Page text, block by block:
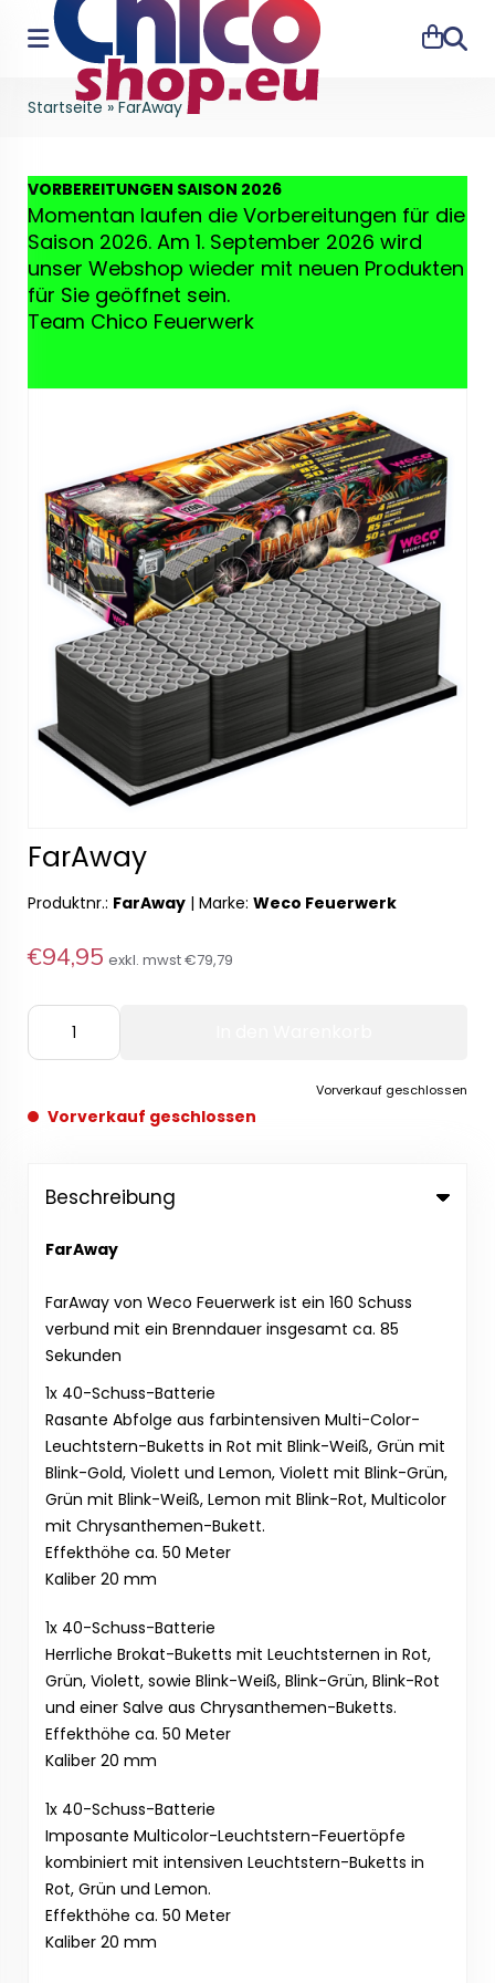
Suche
Startseite »FarAway
VORBEREITUNGEN SAISON 2026
Momentan laufen die Vorbereitungen für die
Saison 2026. Am 1. September 2026 wird
unser Webshop wieder mit neuen Produkten
für Sie geöffnet sein.
Team Chico Feuerwerk
FarAway
Produktnr.: FarAway | Marke: Weco Feuerwerk
€94,95 exkl. mwst€79,79
Vorverkauf geschlossen
Vorverkauf geschlossen
Beschreibung
FarAway
FarAway von Weco Feuerwerk ist ein 160 Schuss
verbund mit ein Brenndauer insgesamt ca. 85
Sekunden
1x 40-Schuss-Batterie
Rasante Abfolge aus farbintensiven Multi-Color-
Leuchtstern-Buketts in Rot mit Blink-Weiß, Grün mit
Blink-Gold, Violett und Lemon, Violett mit Blink-Grün,
Grün mit Blink-Weiß, Lemon mit Blink-Rot, Multicolor
mit Chrysanthemen-Bukett.
Effekthöhe ca. 50 Meter
Kaliber 20 mm
1x 40-Schuss-Batterie
Herrliche Brokat-Buketts mit Leuchtsternen in Rot,
Grün, Violett, sowie Blink-Weiß, Blink-Grün, Blink-Rot
und einer Salve aus Chrysanthemen-Buketts.
Effekthöhe ca. 50 Meter
Kaliber 20 mm
1x 40-Schuss-Batterie
Imposante Multicolor-Leuchtstern-Feuertöpfe
kombiniert mit intensiven Leuchtstern-Buketts in
Rot, Grün und Lemon.
Effekthöhe ca. 50 Meter
Kaliber 20 mm